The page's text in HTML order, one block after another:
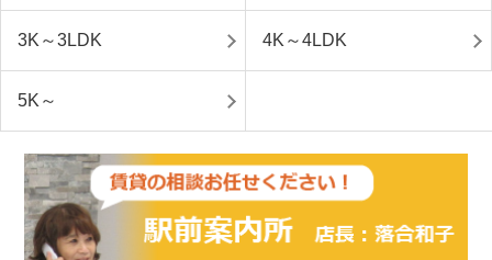
3K～3LDK 4K～4LDK
5K～